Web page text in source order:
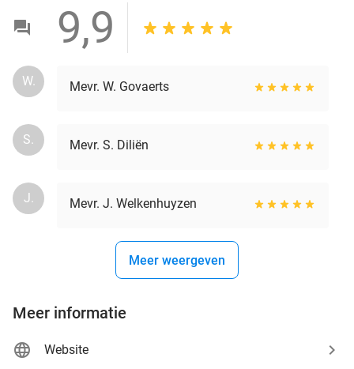
9,9
W. Mevr. W. Govaerts
S. Mevr. S. Diliën
J. Mevr. J. Welkenhuyzen
Meer weergeven
Meer informatie
Website